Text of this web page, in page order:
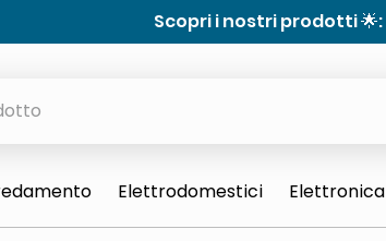
Scopri i nostri prodotti 🌟:
Elettrodomestici Elettronica